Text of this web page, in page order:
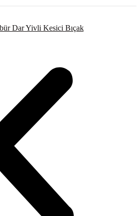
Dar Yivli Kesici Bıçak